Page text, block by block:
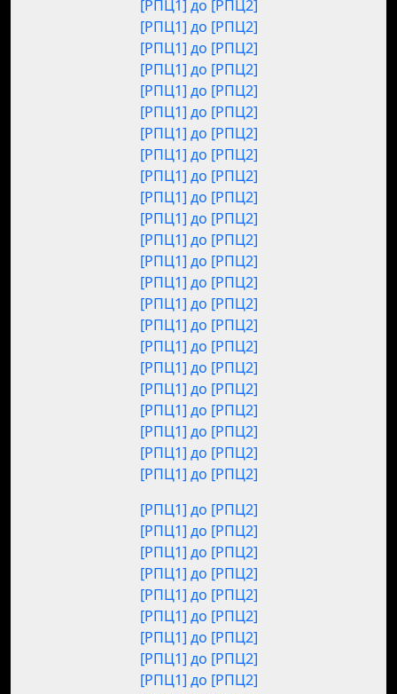
[РПЦ1] до [РПЦ2]
[РПЦ1] до [РПЦ2]
[РПЦ1] до [РПЦ2]
[РПЦ1] до [РПЦ2]
[РПЦ1] до [РПЦ2]
[РПЦ1] до [РПЦ2]
[РПЦ1] до [РПЦ2]
[РПЦ1] до [РПЦ2]
[РПЦ1] до [РПЦ2]
[РПЦ1] до [РПЦ2]
[РПЦ1] до [РПЦ2]
[РПЦ1] до [РПЦ2]
[РПЦ1] до [РПЦ2]
[РПЦ1] до [РПЦ2]
[РПЦ1] до [РПЦ2]
[РПЦ1] до [РПЦ2]
[РПЦ1] до [РПЦ2]
[РПЦ1] до [РПЦ2]
[РПЦ1] до [РПЦ2]
[РПЦ1] до [РПЦ2]
[РПЦ1] до [РПЦ2]
[РПЦ1] до [РПЦ2]
[РПЦ1] до [РПЦ2]
[РПЦ1] до [РПЦ2]
[РПЦ1] до [РПЦ2]
[РПЦ1] до [РПЦ2]
[РПЦ1] до [РПЦ2]
[РПЦ1] до [РПЦ2]
[РПЦ1] до [РПЦ2]
[РПЦ1] до [РПЦ2]
[РПЦ1] до [РПЦ2]
[РПЦ1] до [РПЦ2]